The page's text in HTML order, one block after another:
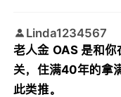
Linda1234567
老人金 OAS 是和
关，住满40年的拿
此类推。